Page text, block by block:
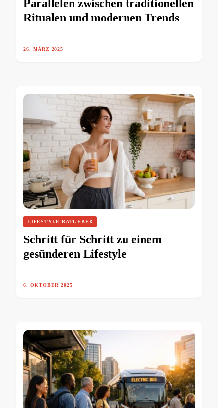
Parallelen zwischen traditionellen
Ritualen und modernen Trends
26. MÄRZ 2025
LIFESTYLE RATGEBER
Schritt für Schritt zu einem
gesünderen Lifestyle
6. OKTOBER 2025